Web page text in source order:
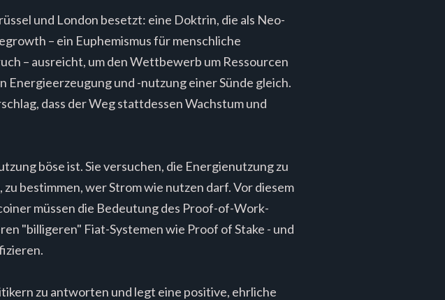
und London besetzt: eine Doktrin, die als Neo-
– ein Euphemismus für menschliche
– ausreicht, um den Wettbewerb um Ressourcen
Energieerzeugung und -nutzung einer Sünde gleich.
dass der Weg stattdessen Wachstum und
böse ist. Sie versuchen, die Energienutzung zu
bestimmen, wer Strom wie nutzen darf. Vor diesem
müssen die Bedeutung des Proof-of-Work-
"billigeren" Fiat-Systemen wie Proof of Stake - und
zu antworten und legt eine positive, ehrliche